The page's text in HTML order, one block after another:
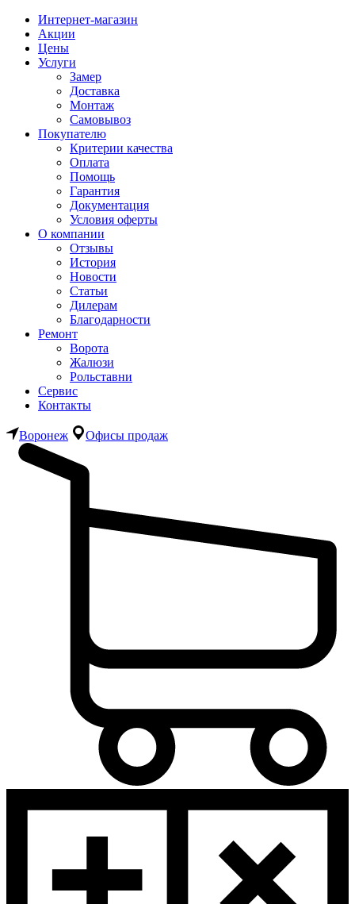
Интернет-магазин
Акции
Цены
Услуги
Замер
Доставка
Монтаж
Самовывоз
Покупателю
Критерии качества
Оплата
Помощь
Гарантия
Документация
Условия оферты
О компании
Отзывы
История
Новости
Статьи
Дилерам
Благодарности
Ремонт
Ворота
Жалюзи
Рольставни
Сервис
Контакты
Воронеж Офисы продаж